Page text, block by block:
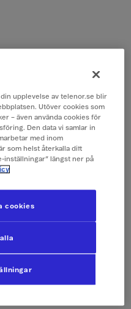
upplevelse av telenor.se blir
Utöver cookies som
– även använda cookies för
Den data vi samlar in
med inom
som helst återkalla ditt
inställningar” längst ner på
cookies